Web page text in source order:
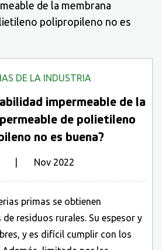
de la membrana
polipropileno no es
DE LA INDUSTRIA
impermeable de la
de polietileno
no es buena?
| Nov 2022
primas se obtienen
residuos rurales. Su espesor y
y es difícil cumplir con los